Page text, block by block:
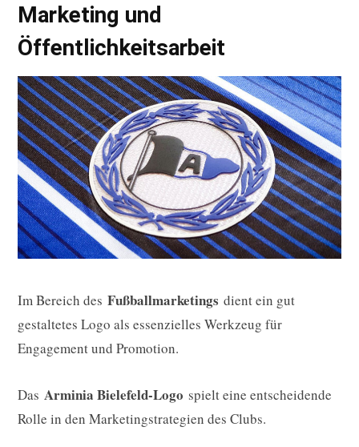
Marketing und
Öffentlichkeitsarbeit
Im Bereich des Fußballmarketings dient ein gut
gestaltetes Logo als essenzielles Werkzeug für
Engagement und Promotion.
Das Arminia Bielefeld-Logo spielt eine entscheidende
Rolle in den Marketingstrategien des Clubs.